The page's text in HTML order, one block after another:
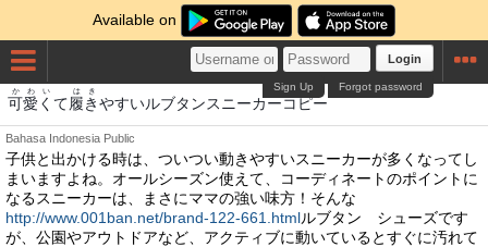
Available on
Login
Forgot password
Sign Up
可愛く
かわい
て 履き
はき
やすいルブタンスニーカーコピー
Bahasa Indonesia Public
子供と出かける時は、ついつい動きやすいスニーカーが多くなってし
まいますよね。オールシーズン使えて、コーディネートのポイントに
なるスニーカーは、まさにママの強い味方！そんな
http://www.001ban.net/brand-122-661.htmlルブタン シューズです
が、公園やアウトドアなど、アクティブに動いているとすぐに汚れて